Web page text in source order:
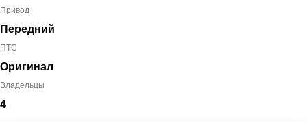
Привод
Передний
ПТС
Оригинал
Владельцы
4